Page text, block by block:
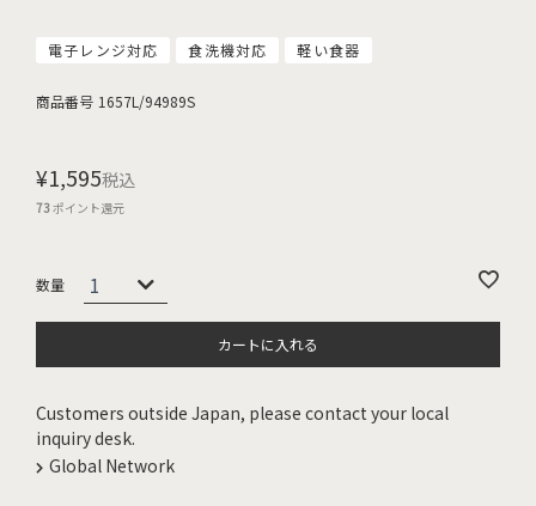
電子レンジ対応 食洗機対応 軽い食器
商品番号 1657L/94989S
¥1,595税込
73ポイント還元
カートに入れる
Customers outside Japan, please contact your local
inquiry desk.
Global Network